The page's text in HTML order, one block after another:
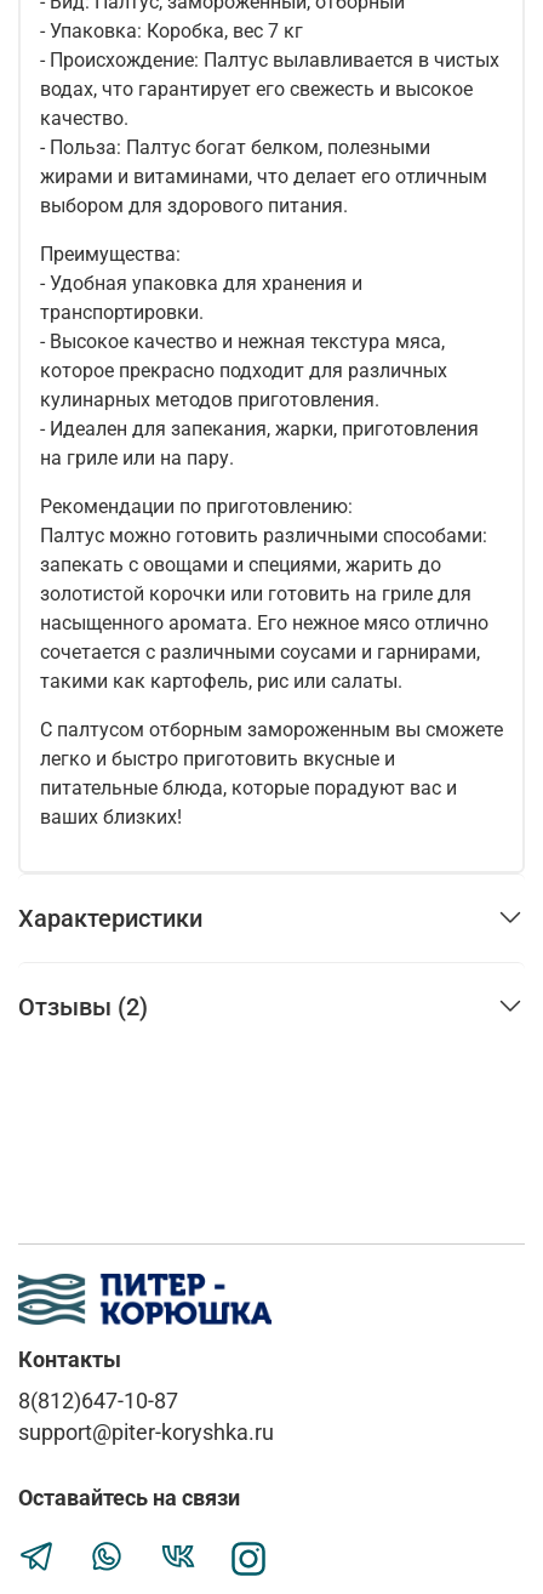
- Упаковка: Коробка, вес 7 кг
- Происхождение: Палтус вылавливается в чистых
водах, что гарантирует его свежесть и высокое
качество.
- Польза: Палтус богат белком, полезными
жирами и витаминами, что делает его отличным
выбором для здорового питания.
Преимущества:
- Удобная упаковка для хранения и
транспортировки.
- Высокое качество и нежная текстура мяса,
которое прекрасно подходит для различных
кулинарных методов приготовления.
- Идеален для запекания, жарки, приготовления
на гриле или на пару.
Рекомендации по приготовлению:
Палтус можно готовить различными способами:
запекать с овощами и специями, жарить до
золотистой корочки или готовить на гриле для
насыщенного аромата. Его нежное мясо отлично
сочетается с различными соусами и гарнирами,
такими как картофель, рис или салаты.
С палтусом отборным замороженным вы сможете
легко и быстро приготовить вкусные и
питательные блюда, которые порадуют вас и
ваших близких!
Характеристики
Отзывы (2)
Контакты
8(812)647-10-87
support@piter-koryshka.ru
Оставайтесь на связи